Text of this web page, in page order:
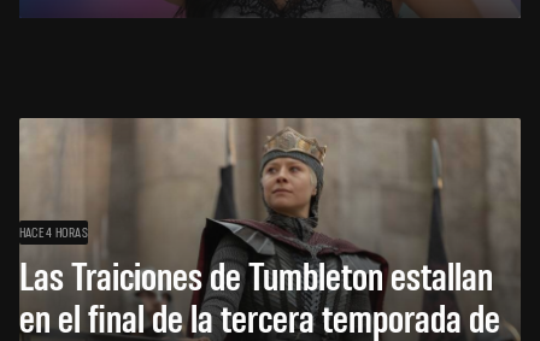
HACE 4 HORAS
Las Traiciones de Tumbleton estallan
en el final de la tercera temporada de